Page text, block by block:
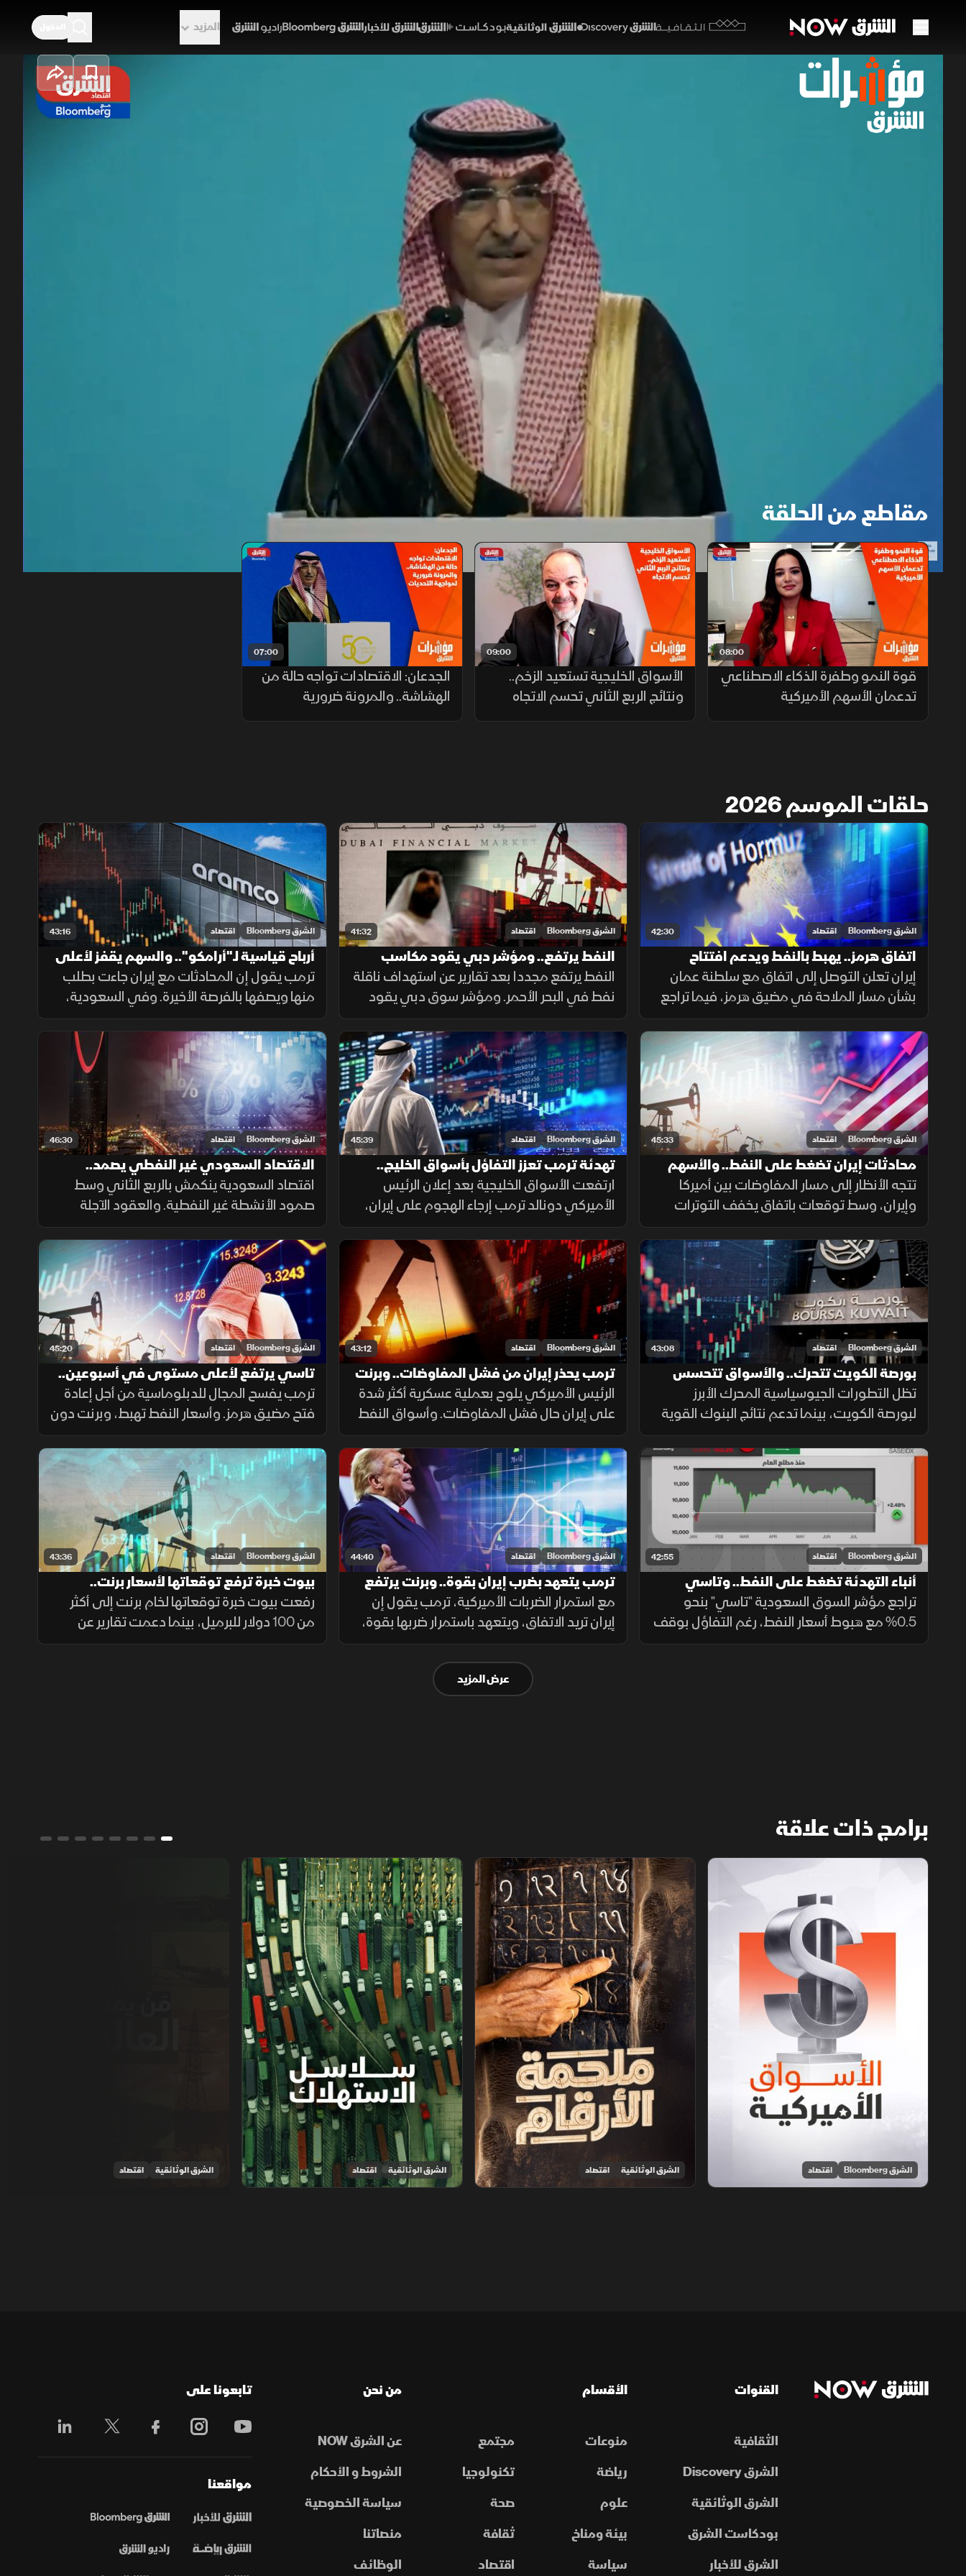
الثقافية
المزيد
1x auto
"تاسي".. والقياديات تحت الضغط
46:50 اقتصاد
تشهد السيولة في السوق السعودية انتقائية حذرة، مع ترقب التوقيع النهائي لاتفاق إيران وأميركا، لينتقل
تركيز المستثمرين إلى أساسيات الاقتصاد المحلي وأرباح الشركات. ويتصدر "مصرف الراجحي" قيم التداولات،
وسط تراجع قطاع البنوك وضغط "أرامكو"، بينما قفز سهم "الأسماك"، وتصدرت "العبداللطيف للاستثمار
الصناعي" التراجعات بـ5%.
محمد السلطي مؤشرات الشرق مؤشر تاسي إيران
مقاطع من الحلقة
08:00
قوة النمو وطفرة الذكاء الاصطناعي
تدعمان الأسهم الأميركية
09:00
الأسواق الخليجية تستعيد الزخم..
ونتائج الربع الثاني تحسم الاتجاه
07:00
الجدعان: الاقتصادات تواجه حالة من
الهشاشة.. والمرونة ضرورية
لمواجهة التحديات
حلقات الموسم 2026
42:30 الشرق Bloomberg اقتصاد
اتفاق هرمز.. يهبط بالنفط ويدعم افتتاح
الأسهم الأوروبية
إيران تعلن التوصل إلى اتفاق مع سلطنة عمان
بشأن مسار الملاحة في مضيق هرمز، فيما تراجع
خام برنت إلى ما دون 80 دولارا للبرميل،
واستهلت مؤشرات الأسهم الأوروبية تعاملاتها
على ارتفاع.
41:32 الشرق Bloomberg اقتصاد
النفط يرتفع.. ومؤشر دبي يقود مكاسب
الأسواق الخليجية
النفط يرتفع مجددا بعد تقارير عن استهداف ناقلة
نفط في البحر الأحمر. ومؤشر سوق دبي يقود
مكاسب أسواق المنطقة، ويقترب من استعادة
مستوى 6 آلاف نقطة، وتاسي يواصل التداول
في المنطقة الخضراء
43:16 الشرق Bloomberg اقتصاد
أرباح قياسية لـ"أرامكو".. والسهم يقفز لأعلى
مستوى في 7 أسابيع
ترمب يقول إن المحادثات مع إيران جاءت بطلب
منها ويصفها بالفرصة الأخيرة. وفي السعودية،
سجلت أرامكو أرباحا بلغت 121.5 مليار ريال خلال
الربع الثاني، متجاوزة التوقعات، والسهم يقفز
لأعلى مستوى في 7 أسابيع
45:33 الشرق Bloomberg اقتصاد
محادثات إيران تضغط على النفط.. والأسهم
الأميركية تواصل الصعود
تتجه الأنظار إلى مسار المفاوضات بين أميركا
وإيران، وسط توقعات باتفاق يخفف التوترات
حول مضيق هرمز، ما ضغط على أسعار النفط،
بينما حافظت الأسهم الأميركية على زخمها
الصعودي مع استمرار التفاؤل في الأسواق.
45:39 الشرق Bloomberg اقتصاد
تهدئة ترمب تعزز التفاؤل بأسواق الخليج..
وتاسي يرتفع بدعم من القياديات
ارتفعت الأسواق الخليجية بعد إعلان الرئيس
الأميركي دونالد ترمب إرجاء الهجوم على إيران،
بالتزامن مع تأكيد ولي العهد السعودي ضرورة
تغليب الحوار وخفض التصعيد. وصعد مؤشر
السوق السعودية بدعم القياديات
46:30 الشرق Bloomberg اقتصاد
الاقتصاد السعودي غير النفطي يصمد..
والأسهم الأميركية تتعافى
اقتصاد السعودية ينكمش بالربع الثاني وسط
صمود الأنشطة غير النفطية. والعقود الآجلة
للمؤشرات الأميركية ترتفع. والجيش الأميركي
يقصف إيران، ويقول إنه يهدف لتقليص قدرتها
ووكلائها على تهديد أمن المنطقة
43:08 الشرق Bloomberg اقتصاد
بورصة الكويت تتحرك.. والأسواق تتحسس
مسار الفائدة
تظل التطورات الجيوسياسية المحرك الأبرز
لبورصة الكويت، بينما تدعم نتائج البنوك القوية
وتراجع أسهم قيادية واهتمام المستثمرين
الأجانب موجة الشراء الأخيرة مع تعزيز الإنفاق
الحكومي والمشاريع الجديدة للثقة.
43:12 الشرق Bloomberg اقتصاد
ترمب يحذر إيران من فشل المفاوضات.. وبرنت
يهوى بأكثر من 15%
الرئيس الأميركي يلوح بعملية عسكرية أكثر شدة
على إيران حال فشل المفاوضات. وأسواق النفط
تتجاهل للتصعيد، وبرنت يهوي بأكثر من 15% في
3 جلسات. وموجة بيع حادة على مؤشرات الأسهم
العالمية.
45:20 الشرق Bloomberg اقتصاد
تاسي يرتفع لأعلى مستوى في أسبوعين..
وبرنت دون 90 دولارا
ترمب يفسح المجال للدبلوماسية من أجل إعادة
فتح مضيق هرمز. وأسعار النفط تهبط، وبرنت دون
90 دولارا للبرميل. وتاسي يستعيد زخم المكاسب
ويرتفع لأعلى مستوى في أسبوعين بدعم من
أرباح الشركات
42:55 الشرق Bloomberg اقتصاد
أنباء التهدئة تضغط على النفط.. وتاسي
يفتتح على تراجع
تراجع مؤشر السوق السعودية "تاسي" بنحو
0.5% مع هبوط أسعار النفط، رغم التفاؤل بوقف
إطلاق نار مؤقت واتصالات بين إيران والوساطة
44:40 الشرق Bloomberg اقتصاد
ترمب يتعهد بضرب إيران بقوة.. وبرنت يرتفع
بأكثر من 30% منذ مطلع يوليو
مع استمرار الضربات الأميركية، ترمب يقول إن
إيران تريد الاتفاق، ويتعهد باستمرار ضربها بقوة،
والحرس الثوري يهدد بتوسيع الحرب. وبرنت
يرتفع بأكثر من 30% منذ مطلع يوليو. ومؤشرات
الأسهم العالمية تتراجع
43:36 الشرق Bloomberg اقتصاد
بيوت خبرة ترفع توقعاتها لأسعار برنت..
ومكاسب جماعية للأسهم العالمية
رفعت بيوت خبرة توقعاتها لخام برنت إلى أكثر
من 100 دولار للبرميل، بينما دعمت تقارير عن
وساطة بين واشنطن وطهران مكاسب جماعية
عرض المزيد
برامج ذات علاقة
الأسواق الأميركية
الشرق Bloomberg اقتصاد
ملحمة الأرقام
الشرق الوثائقية اقتصاد
سلاسل الاستهلاك
الشرق الوثائقية اقتصاد الشرق الوثائقية اقتصاد
القنوات
الثقافية
الشرق Discovery
الشرق الوثائقية
بودكاست الشرق
الشرق للأخبار
الأقسام
منوعات
مجتمع
رياضة
تكنولوجيا
علوم
صحة
بيئة ومناخ
ثقافة
سياسة
اقتصاد
من نحن
عن الشرق NOW
الشروط و الأحكام
سياسة الخصوصية
منصاتنا
الوظائف
تابعونا على
مواقعنا